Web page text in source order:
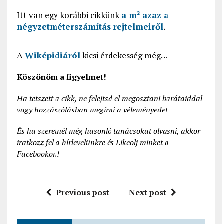
Itt van egy korábbi cikkünka m2azaz a
négyzetméterszámítás rejtelmeiről.
AWiképidiárólkicsi érdekesség még…
Köszönöm a figyelmet!
Ha tetszett a cikk, ne felejtsd el megosztani barátaiddal
vagy hozzászólásban megírni a véleményedet.
És ha szeretnél még hasonló tanácsokat olvasni, akkor
iratkozz fel a hírlevelünkre és Likeolj minket a
Facebookon!
Previous post Next post